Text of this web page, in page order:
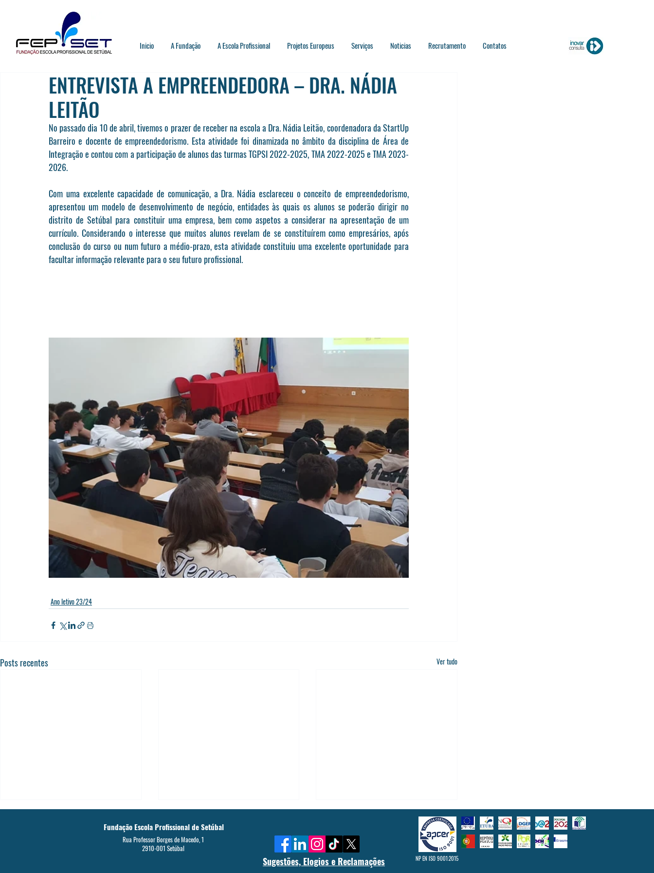
Inicio A Fundação A Escola Profissional Projetos Europeus Serviços Noticias Recrutamento Contatos
ENTREVISTA A EMPREENDEDORA – DRA. NÁDIA
LEITÃO
No passado dia 10 de abril, tivemos o prazer de receber na escola a Dra. Nádia Leitão, coordenadora da StartUp
Barreiro e docente de empreendedorismo. Esta atividade foi dinamizada no âmbito da disciplina de Área de
Integração e contou com a participação de alunos das turmas TGPSI 2022-2025, TMA 2022-2025 e TMA 2023-
2026.
Com uma excelente capacidade de comunicação, a Dra. Nádia esclareceu o conceito de empreendedorismo,
apresentou um modelo de desenvolvimento de negócio, entidades às quais os alunos se poderão dirigir no
distrito de Setúbal para constituir uma empresa, bem como aspetos a considerar na apresentação de um
currículo. Considerando o interesse que muitos alunos revelam de se constituírem como empresários, após
conclusão do curso ou num futuro a médio-prazo, esta atividade constituiu uma excelente oportunidade para
facultar informação relevante para o seu futuro profissional.
Ano letivo 23/24
Posts recentes Ver tudo
Fundação Escola Profissional de Setúbal
Rua Professor Borges de Macedo, 1
2910-001 Setúbal
NP EN ISO 9001:2015
Sugestões, Elogios e Reclamações